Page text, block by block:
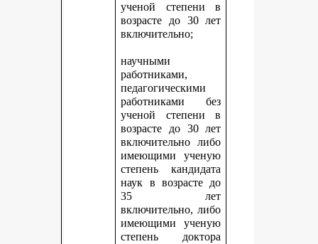
ученой степени в
возрасте до 30 лет
включительно;
научными
работниками,
педагогическими
работниками без
ученой степени в
возрасте до 30 лет
включительно либо
имеющими ученую
степень кандидата
наук в возрасте до
35 лет
включительно, либо
имеющими ученую
степень доктора